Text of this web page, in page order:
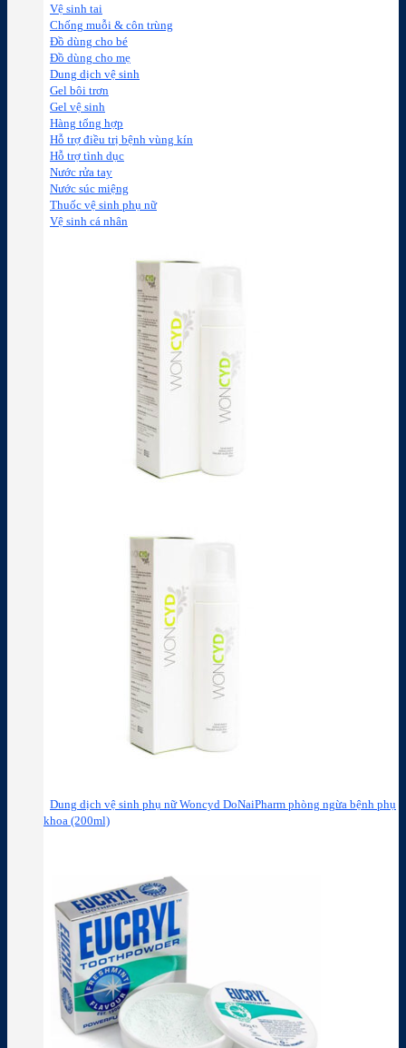
Vệ sinh tai
Chống muỗi & côn trùng
Đồ dùng cho bé
Đồ dùng cho mẹ
Dung dịch vệ sinh
Gel bôi trơn
Gel vệ sinh
Hàng tổng hợp
Hỗ trợ điều trị bệnh vùng kín
Hỗ trợ tình dục
Nước rửa tay
Nước súc miệng
Thuốc vệ sinh phụ nữ
Vệ sinh cá nhân
Dung dịch vệ sinh phụ nữ Woncyd DoNaiPharm phòng ngừa bệnh phụ
khoa (200ml)